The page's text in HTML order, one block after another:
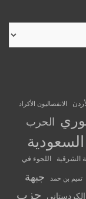
الانفصاليون الأكراد
الحرب
السعودية
الشرقية اللجوء في
تميم بن حمد
جبهة
حزب